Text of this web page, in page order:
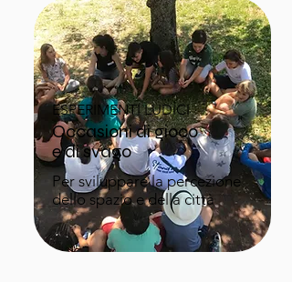
ESPERIMENTI LUDICI
Occasioni di gioco
e di svago
Per sviluppare la percezione
dello spazio e della città